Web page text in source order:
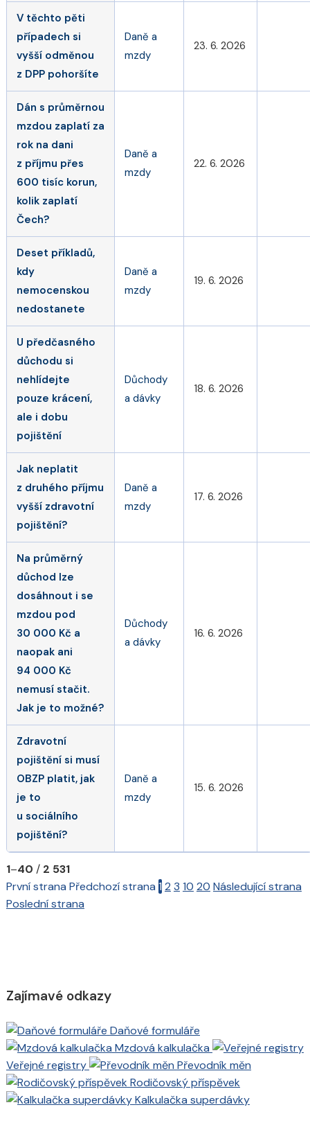
V těchto pěti
případech si
vyšší odměnou
z DPP pohoršíte
Daně a
mzdy
23. 6. 2026
Dán s průměrnou
mzdou zaplatí za
rok na dani
z příjmu přes
600 tisíc korun,
kolik zaplatí
Čech?
Daně a
mzdy
22. 6. 2026
Deset příkladů,
kdy
nemocenskou
nedostanete
Daně a
mzdy
19. 6. 2026
U předčasného
důchodu si
nehlídejte
pouze krácení,
ale i dobu
pojištění
Důchody
a dávky
18. 6. 2026
Jak neplatit
z druhého příjmu
vyšší zdravotní
pojištění?
Daně a
mzdy
17. 6. 2026
Na průměrný
důchod lze
dosáhnout i se
mzdou pod
30 000 Kč a
naopak ani
94 000 Kč
nemusí stačit.
Jak je to možné?
Důchody
a dávky
16. 6. 2026
Zdravotní
pojištění si musí
OBZP platit, jak
je to
u sociálního
pojištění?
Daně a
mzdy
15. 6. 2026
1–40 / 2 531
První strana Předchozí strana 1 2 3 10 20 Následující strana
Poslední strana
Zajímavé odkazy
Daňové formuláře
Mzdová kalkulačka
Veřejné registry
Převodník měn
Rodičovský příspěvek
Kalkulačka superdávky